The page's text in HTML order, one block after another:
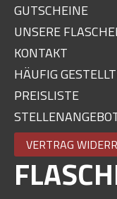
GUTSCHEINE
UNSERE
KONTAKT
HÄUFIG
PREISLISTE
VERTRAG